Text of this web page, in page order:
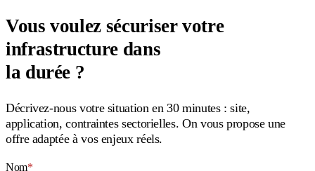
Vous voulez sécuriser votre
infrastructure dans
la durée ?
Décrivez-nous votre situation en 30 minutes : site,
application, contraintes sectorielles. On vous propose une
offre adaptée à vos enjeux réels.
Nom*